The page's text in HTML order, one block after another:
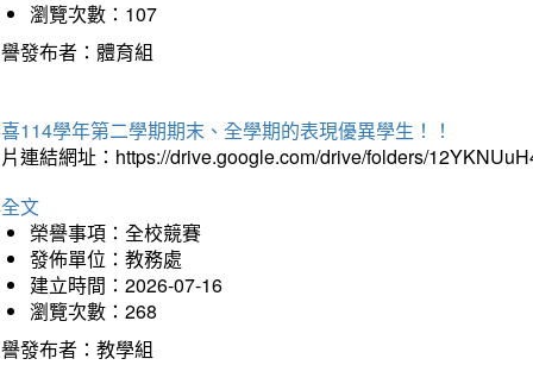
瀏覽次數：107
發布者：體育組
114學年第二學期期末、全學期的表現優異學生！！
連結網址：https://drive.google.com/drive/folders/
文
榮譽事項：全校競賽
發佈單位：教務處
建立時間：2026-07-16
瀏覽次數：268
發布者：教學組